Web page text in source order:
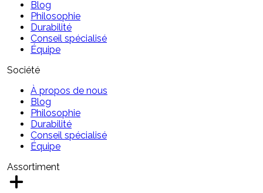
Blog
Philosophie
Durabilité
Conseil spécialisé
Équipe
Société
À propos de nous
Blog
Philosophie
Durabilité
Conseil spécialisé
Équipe
Assortiment